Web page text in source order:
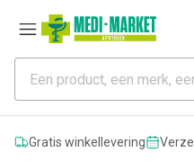
Gratis winkellevering